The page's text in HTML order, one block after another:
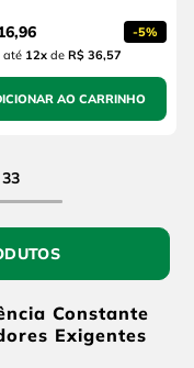
,96 -5%
até 12xde R$ 36,57
AO CARRINHO
Constante
Exigentes